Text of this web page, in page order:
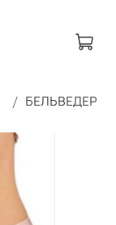
БЕЛЬВЕДЕР